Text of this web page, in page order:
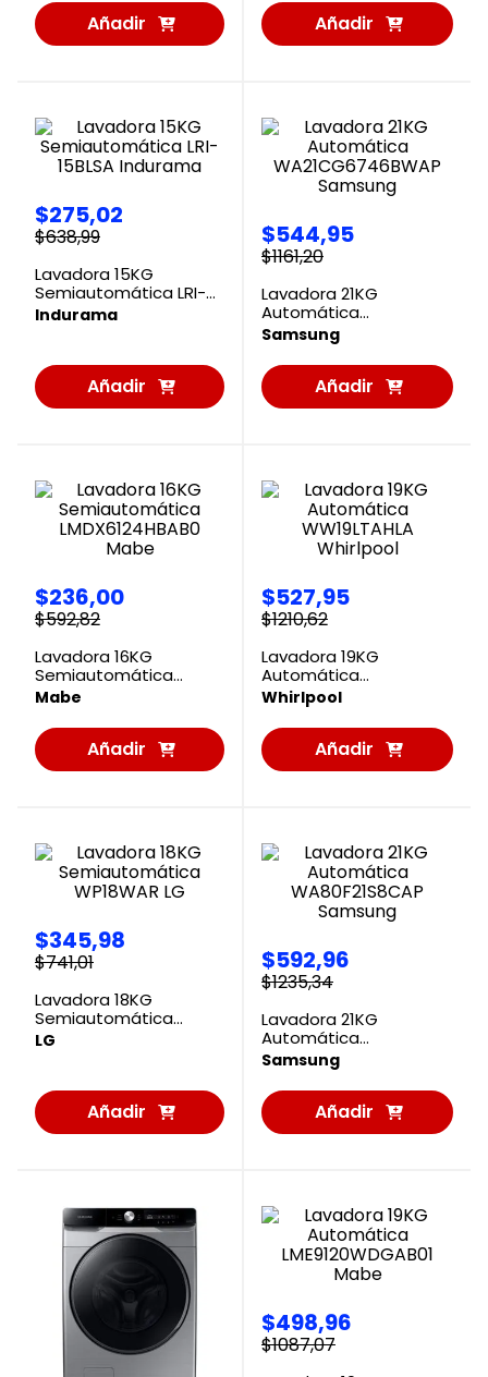
Añadir
al
Añadir
al
$275,02
$638,99
Lavadora 15KG
Semiautomática LRI-
15BLSA Indurama
Indurama
Añadir
al
$544,95
$1161,20
Lavadora 21KG
Automática
WA21CG6746BWAP
Samsung
Samsung
Añadir
al
$236,00
$592,82
Lavadora 16KG
Semiautomática
LMDX6124HBAB0 Mabe
Mabe
Añadir
al
$527,95
$1210,62
Lavadora 19KG
Automática
WW19LTAHLA Whirlpool
Whirlpool
Añadir
al
$345,98
$741,01
Lavadora 18KG
Semiautomática
WP18WAR LG
LG
Añadir
al
$592,96
$1235,34
Lavadora 21KG
Automática
WA80F21S8CAP
Samsung
Samsung
Añadir
al
$498,96
$1087,07